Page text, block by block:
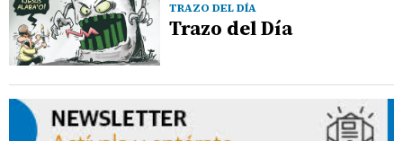
TRAZO DEL DÍA
Trazo del Día